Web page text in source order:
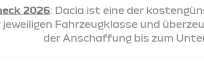
2026: Dacia ist eine der
jeweiligen Fahrzeugklasse und
der Anschaffung bis zum